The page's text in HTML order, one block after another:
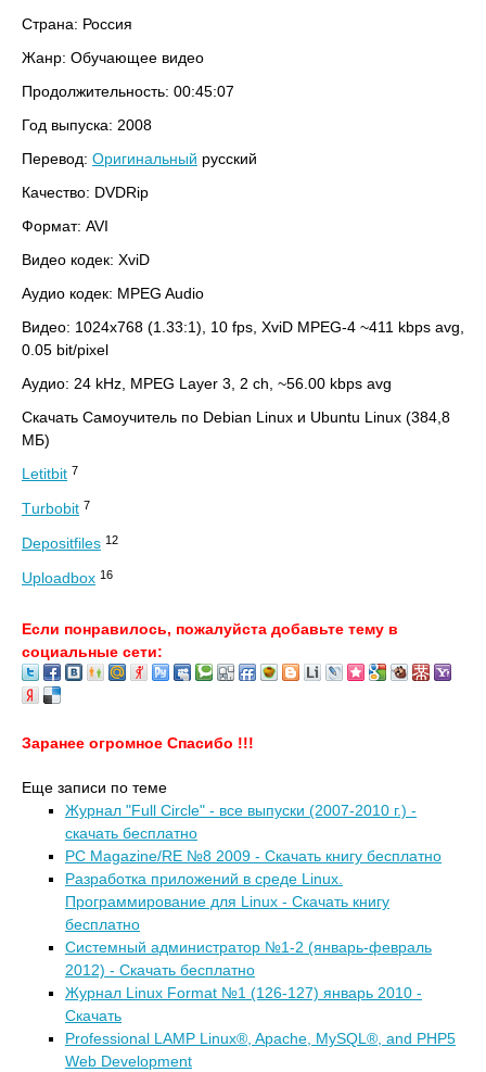
Страна: Россия
Жанр: Обучающее видео
Продолжительность: 00:45:07
Год выпуска: 2008
Перевод: Оригинальный русский
Качество: DVDRip
Формат: AVI
Видео кодек: XviD
Аудио кодек: MPEG Audio
Видео: 1024x768 (1.33:1), 10 fps, XviD MPEG-4 ~411 kbps avg,
0.05 bit/pixel
Аудио: 24 kHz, MPEG Layer 3, 2 ch, ~56.00 kbps avg
Скачать Самоучитель по Debian Linux и Ubuntu Linux (384,8
МБ)
Letitbit 7
Тurbobit 7
Depositfiles 12
Uploadbox 16
Если понравилось, пожалуйста добавьте тему в
социальные сети:
Заранее огромное Спасибо !!!
Еще записи по теме
Журнал "Full Circle" - все выпуски (2007-2010 г.) -
скачать бесплатно
PC Magazine/RE №8 2009 - Скачать книгу бесплатно
Разработка приложений в среде Linux.
Программирование для Linux - Скачать книгу
бесплатно
Системный администратор №1-2 (январь-февраль
2012) - Скачать бесплатно
Журнал Linux Format №1 (126-127) январь 2010 -
Скачать
Professional LAMP Linux®, Apache, MySQL®, and PHP5
Web Development